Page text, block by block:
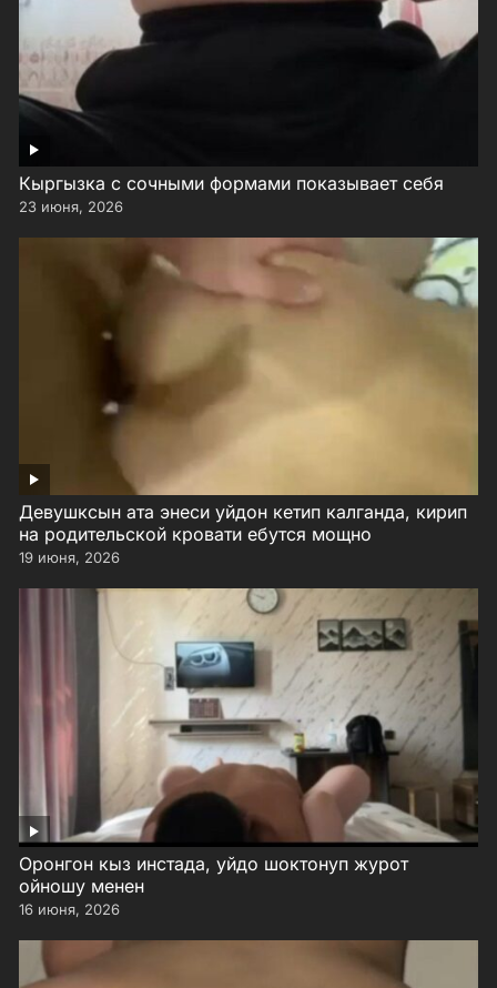
Кыргызка с сочными формами показывает себя
23 июня, 2026
Девушксын ата энеси уйдон кетип калганда, кирип
на родительской кровати ебутся мощно
19 июня, 2026
Оронгон кыз инстада, уйдо шоктонуп журот
ойношу менен
16 июня, 2026